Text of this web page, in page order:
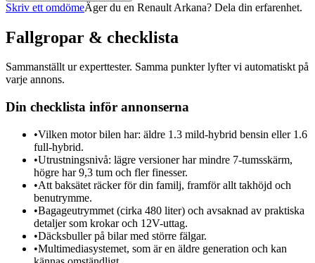
Skriv ett omdömeÄger du en Renault Arkana? Dela din erfarenhet.
Fallgropar & checklista
Sammanställt ur experttester. Samma punkter lyfter vi automatiskt på
varje annons.
Din checklista inför annonserna
•Vilken motor bilen har: äldre 1.3 mild-hybrid bensin eller 1.6
full-hybrid.
•Utrustningsnivå: lägre versioner har mindre 7-tumsskärm,
högre har 9,3 tum och fler finesser.
•Att baksätet räcker för din familj, framför allt takhöjd och
benutrymme.
•Bagageutrymmet (cirka 480 liter) och avsaknad av praktiska
detaljer som krokar och 12V-uttag.
•Däcksbuller på bilar med större fälgar.
•Multimediasystemet, som är en äldre generation och kan